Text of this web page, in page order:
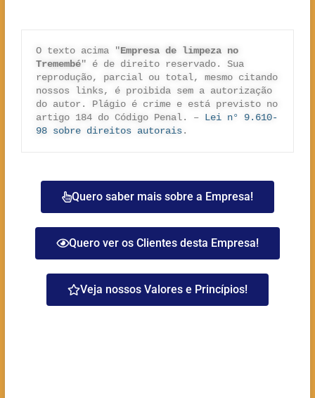
O texto acima "Empresa de limpeza no
Tremembé" é de direito reservado. Sua
reprodução, parcial ou total, mesmo citando
nossos links, é proibida sem a autorização
do autor. Plágio é crime e está previsto no
artigo 184 do Código Penal. – Lei n° 9.610-
98 sobre direitos autorais.
Quero saber mais sobre a Empresa!
Quero ver os Clientes desta Empresa!
Veja nossos Valores e Princípios!